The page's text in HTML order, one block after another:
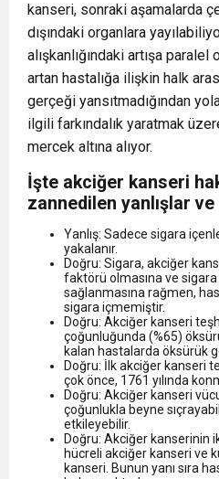
kanseri, sonraki aşamalarda
dışındaki organlara
alışkanlığındaki artışa paralel
artan hastalığa ilişkin halk
gerçeği yansıtmadığından
ilgili farkındalık yaratmak
mercek altına alıyor.
İşte akciğer kanseri
zannedilen yanlışlar ve
Yanlış: Sadece sigara
yakalanır.
Doğru: Sigara, akciğer
faktörü olmasına ve sigara
sağlanmasına rağmen,
sigara içmemiştir.
Doğru: Akciğer kanseri
çoğunluğunda (%65)
kalan hastalarda öksürük
Doğru: İlk akciğer kanseri
çok önce, 1761 yılında
Doğru: Akciğer kanseri
çoğunlukla beyne
etkileyebilir.
Doğru: Akciğer kanserinin
hücreli akciğer kanseri ve
kanseri. Bunun yanı sıra